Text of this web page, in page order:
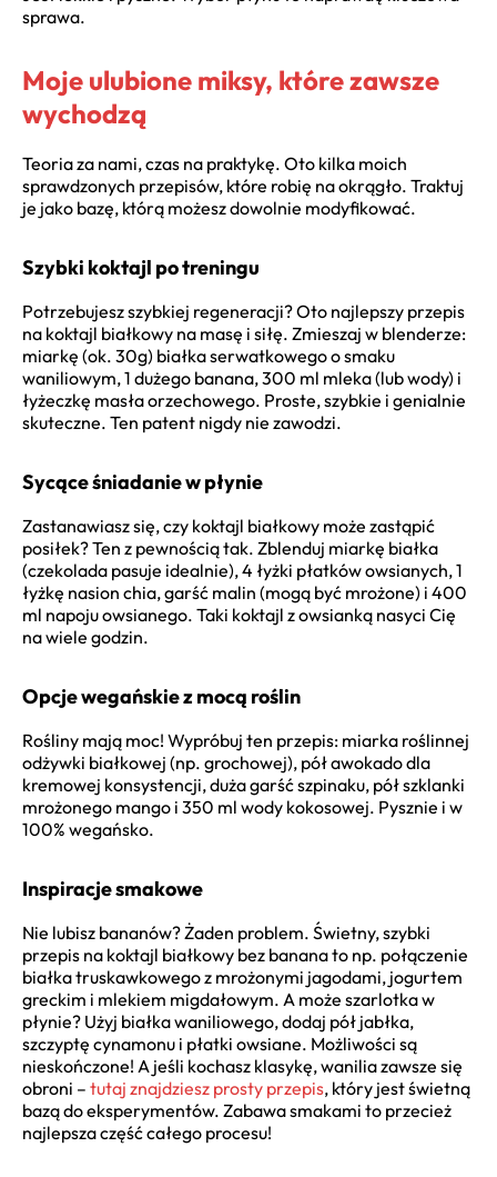
sprawa.
Moje ulubione miksy, które zawsze
wychodzą
Teoria za nami, czas na praktykę. Oto kilka moich
sprawdzonych przepisów, które robię na okrągło. Traktuj
je jako bazę, którą możesz dowolnie modyfikować.
Szybki koktajl po treningu
Potrzebujesz szybkiej regeneracji? Oto najlepszy przepis
na koktajl białkowy na masę i siłę. Zmieszaj w blenderze:
miarkę (ok. 30g) białka serwatkowego o smaku
waniliowym, 1 dużego banana, 300 ml mleka (lub wody) i
łyżeczkę masła orzechowego. Proste, szybkie i genialnie
skuteczne. Ten patent nigdy nie zawodzi.
Sycące śniadanie w płynie
Zastanawiasz się, czy koktajl białkowy może zastąpić
posiłek? Ten z pewnością tak. Zblenduj miarkę białka
(czekolada pasuje idealnie), 4 łyżki płatków owsianych, 1
łyżkę nasion chia, garść malin (mogą być mrożone) i 400
ml napoju owsianego. Taki koktajl z owsianką nasyci Cię
na wiele godzin.
Opcje wegańskie z mocą roślin
Rośliny mają moc! Wypróbuj ten przepis: miarka roślinnej
odżywki białkowej (np. grochowej), pół awokado dla
kremowej konsystencji, duża garść szpinaku, pół szklanki
mrożonego mango i 350 ml wody kokosowej. Pysznie i w
100% wegańsko.
Inspiracje smakowe
Nie lubisz bananów? Żaden problem. Świetny, szybki
przepis na koktajl białkowy bez banana to np. połączenie
białka truskawkowego z mrożonymi jagodami, jogurtem
greckim i mlekiem migdałowym. A może szarlotka w
płynie? Użyj białka waniliowego, dodaj pół jabłka,
szczyptę cynamonu i płatki owsiane. Możliwości są
nieskończone! A jeśli kochasz klasykę, wanilia zawsze się
obroni – tutaj znajdziesz prosty przepis, który jest świetną
bazą do eksperymentów. Zabawa smakami to przecież
najlepsza część całego procesu!